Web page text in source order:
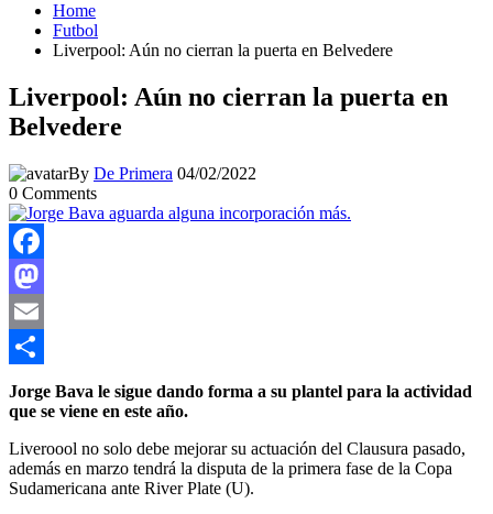
Home
Futbol
Liverpool: Aún no cierran la puerta en Belvedere
Liverpool: Aún no cierran la puerta en
Belvedere
By De Primera 04/02/2022
0 Comments
Facebook
Mastodon
Email
Compartir
Jorge Bava le sigue dando forma a su plantel para la actividad
que se viene en este año.
Liveroool no solo debe mejorar su actuación del Clausura pasado,
además en marzo tendrá la disputa de la primera fase de la Copa
Sudamericana ante River Plate (U).